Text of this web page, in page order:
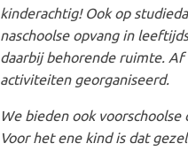
kinderachtig! Ook op
naschoolse opvang in
daarbij behorende ruimte.
activiteiten georganiseerd.
We bieden ook
Voor het ene kind is dat